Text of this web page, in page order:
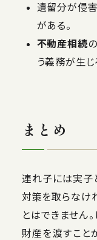
遺留分が侵
がある。
不動産相続
う義務が生じ
まとめ
連れ子には実子
対策を取らなけ
とはできません
財産を渡すこと